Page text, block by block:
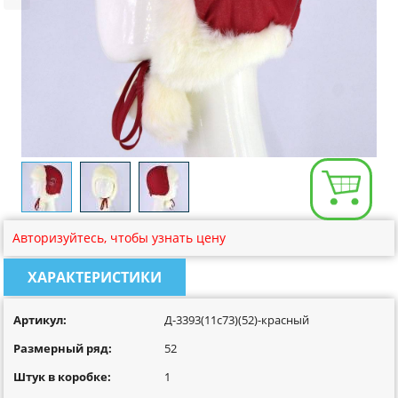
Обратная связь
Вопрос-Ответ
Авторизуйтесь, чтобы узнать цену
ХАРАКТЕРИСТИКИ
Артикул:
Размерный ряд:
Штук в коробке:
Д-3393(11с73)(52)-красный
52
1